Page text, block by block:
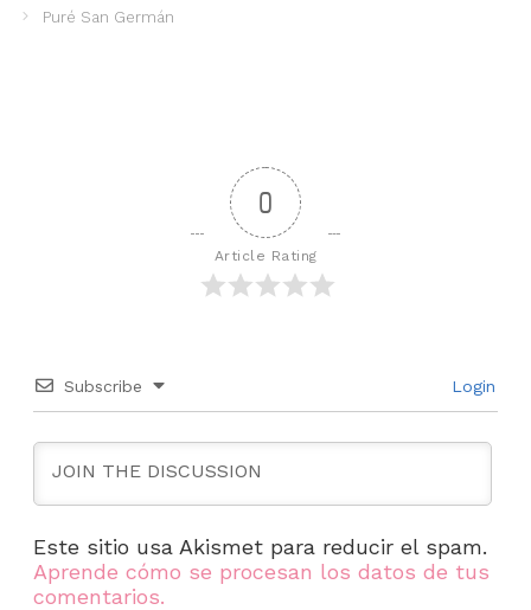
Puré San Germán
0
Article Rating
Subscribe Login
Este sitio usa Akismet para reducir el spam.
Aprende cómo se procesan los datos de tus
comentarios.